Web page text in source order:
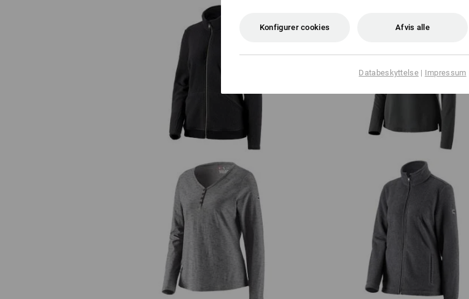
Fiberpelsjakke e.s.vintage, damer Trøje e.s.vintage, damer
Longsleeve e.s.vintage, damer Fleecejakke e.s.vintage, damer
Konfigurer cookies Afvis alle
Databeskyttelse| Impressum